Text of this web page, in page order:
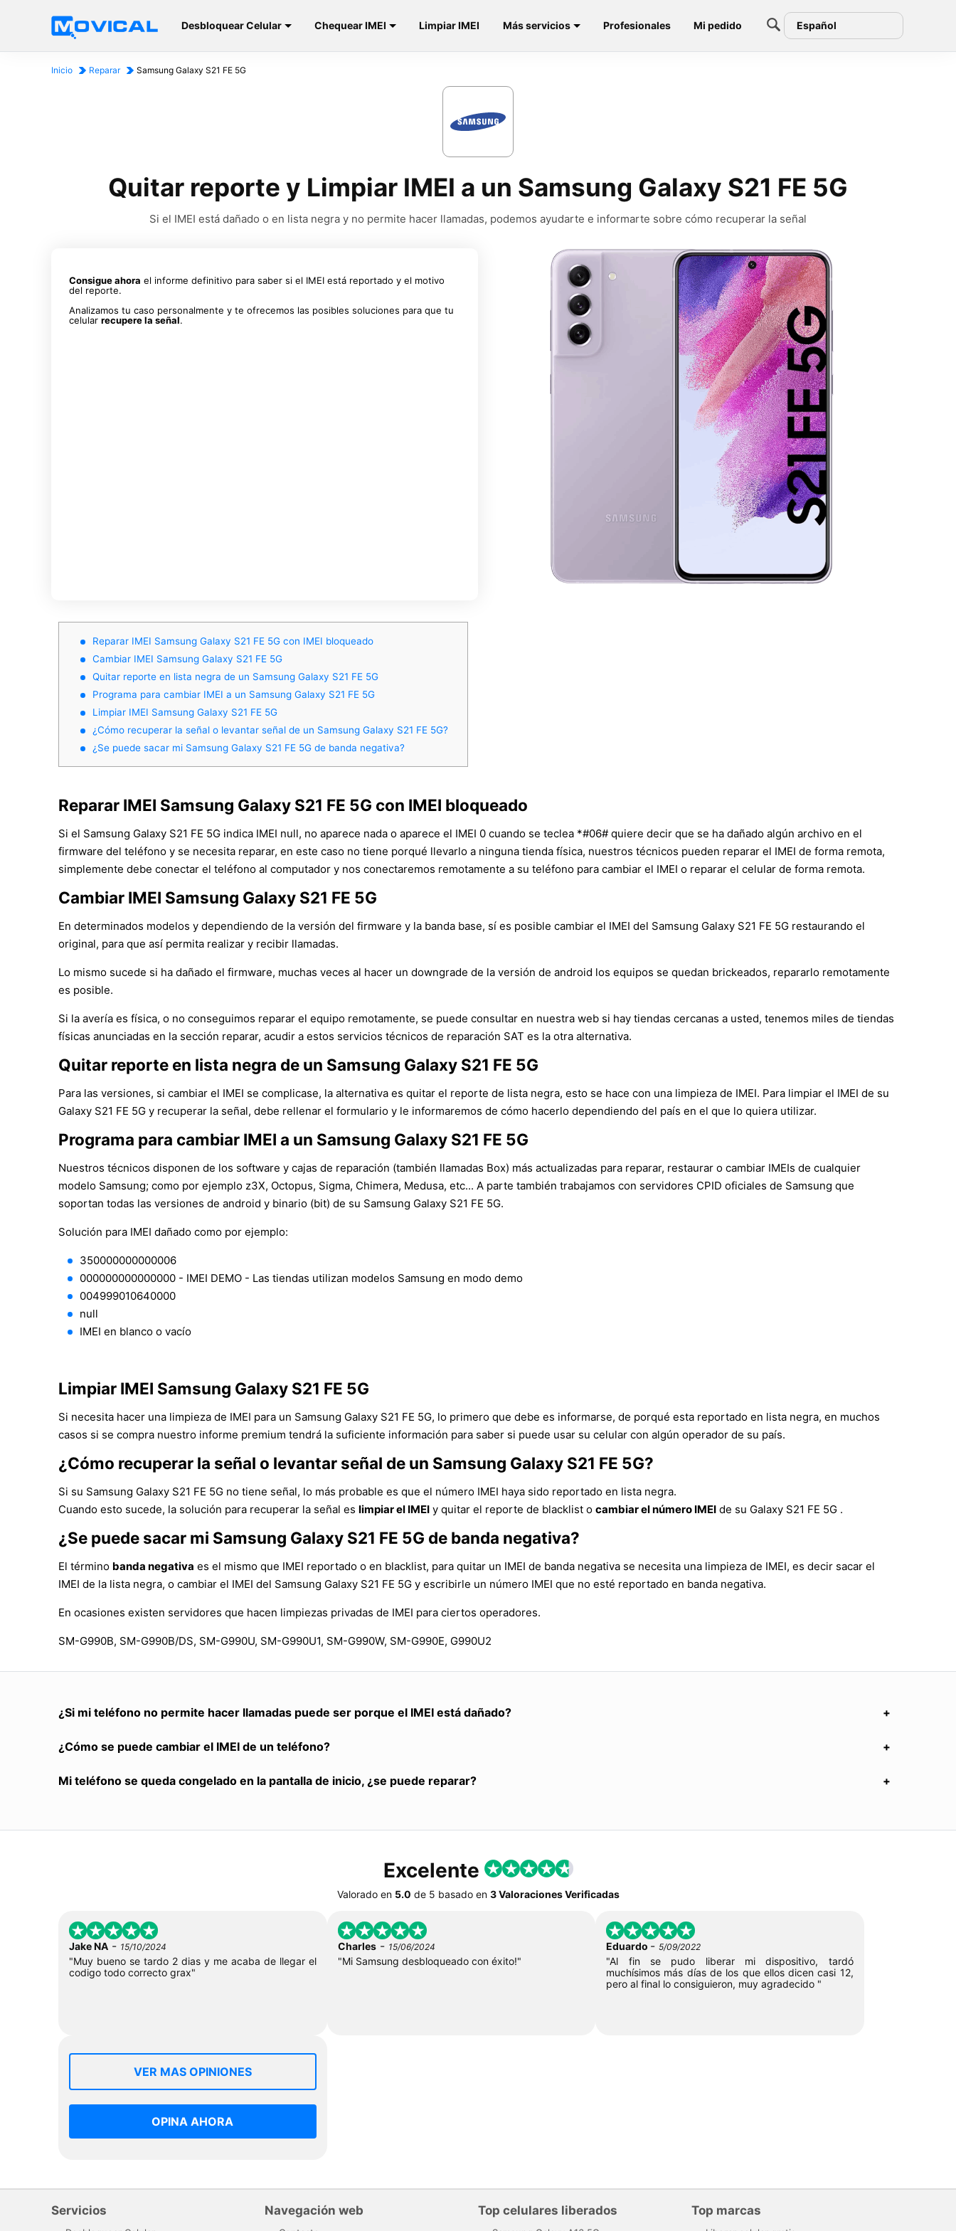
Desbloquear Celular Chequear IMEI Limpiar IMEI Más servicios Profesionales Mi pedido Español
Inicio Reparar Samsung Galaxy S21 FE 5G
Quitar reporte y Limpiar IMEI a un Samsung Galaxy S21 FE 5G
Si el IMEI está dañado o en lista negra y no permite hacer llamadas, podemos ayudarte e informarte sobre cómo recuperar la señal
Consigue ahora el informe definitivo para saber si el IMEI está reportado y el motivo
del reporte.
Analizamos tu caso personalmente y te ofrecemos las posibles soluciones para que tu
celular recupere la señal.
Reparar IMEI Samsung Galaxy S21 FE 5G con IMEI bloqueado
Cambiar IMEI Samsung Galaxy S21 FE 5G
Quitar reporte en lista negra de un Samsung Galaxy S21 FE 5G
Programa para cambiar IMEI a un Samsung Galaxy S21 FE 5G
Limpiar IMEI Samsung Galaxy S21 FE 5G
¿Cómo recuperar la señal o levantar señal de un Samsung Galaxy S21 FE 5G?
¿Se puede sacar mi Samsung Galaxy S21 FE 5G de banda negativa?
Reparar IMEI Samsung Galaxy S21 FE 5G con IMEI bloqueado
Si el Samsung Galaxy S21 FE 5G indica IMEI null, no aparece nada o aparece el IMEI 0 cuando se teclea *#06# quiere decir que se ha dañado algún archivo en el
firmware del teléfono y se necesita reparar, en este caso no tiene porqué llevarlo a ninguna tienda física, nuestros técnicos pueden reparar el IMEI de forma remota,
simplemente debe conectar el teléfono al computador y nos conectaremos remotamente a su teléfono para cambiar el IMEI o reparar el celular de forma remota.
Cambiar IMEI Samsung Galaxy S21 FE 5G
En determinados modelos y dependiendo de la versión del firmware y la banda base, sí es posible cambiar el IMEI del Samsung Galaxy S21 FE 5G restaurando el
original, para que así permita realizar y recibir llamadas.
Lo mismo sucede si ha dañado el firmware, muchas veces al hacer un downgrade de la versión de android los equipos se quedan brickeados, repararlo remotamente
es posible.
Si la avería es física, o no conseguimos reparar el equipo remotamente, se puede consultar en nuestra web si hay tiendas cercanas a usted, tenemos miles de tiendas
físicas anunciadas en la sección reparar, acudir a estos servicios técnicos de reparación SAT es la otra alternativa.
Quitar reporte en lista negra de un Samsung Galaxy S21 FE 5G
Para las versiones, si cambiar el IMEI se complicase, la alternativa es quitar el reporte de lista negra, esto se hace con una limpieza de IMEI. Para limpiar el IMEI de su
Galaxy S21 FE 5G y recuperar la señal, debe rellenar el formulario y le informaremos de cómo hacerlo dependiendo del país en el que lo quiera utilizar.
Programa para cambiar IMEI a un Samsung Galaxy S21 FE 5G
Nuestros técnicos disponen de los software y cajas de reparación (también llamadas Box) más actualizadas para reparar, restaurar o cambiar IMEIs de cualquier
modelo Samsung; como por ejemplo z3X, Octopus, Sigma, Chimera, Medusa, etc... A parte también trabajamos con servidores CPID oficiales de Samsung que
soportan todas las versiones de android y binario (bit) de su Samsung Galaxy S21 FE 5G.
Solución para IMEI dañado como por ejemplo:
350000000000006
000000000000000 - IMEI DEMO - Las tiendas utilizan modelos Samsung en modo demo
004999010640000
null
IMEI en blanco o vacío
Limpiar IMEI Samsung Galaxy S21 FE 5G
Si necesita hacer una limpieza de IMEI para un Samsung Galaxy S21 FE 5G, lo primero que debe es informarse, de porqué esta reportado en lista negra, en muchos
casos si se compra nuestro informe premium tendrá la suficiente información para saber si puede usar su celular con algún operador de su país.
¿Cómo recuperar la señal o levantar señal de un Samsung Galaxy S21 FE 5G?
Si su Samsung Galaxy S21 FE 5G no tiene señal, lo más probable es que el número IMEI haya sido reportado en lista negra.
Cuando esto sucede, la solución para recuperar la señal es limpiar el IMEI y quitar el reporte de blacklist o cambiar el número IMEI de su Galaxy S21 FE 5G .
¿Se puede sacar mi Samsung Galaxy S21 FE 5G de banda negativa?
El término banda negativa es el mismo que IMEI reportado o en blacklist, para quitar un IMEI de banda negativa se necesita una limpieza de IMEI, es decir sacar el
IMEI de la lista negra, o cambiar el IMEI del Samsung Galaxy S21 FE 5G y escribirle un número IMEI que no esté reportado en banda negativa.
En ocasiones existen servidores que hacen limpiezas privadas de IMEI para ciertos operadores.
SM-G990B, SM-G990B/DS, SM-G990U, SM-G990U1, SM-G990W, SM-G990E, G990U2
¿Si mi teléfono no permite hacer llamadas puede ser porque el IMEI está dañado?
¿Cómo se puede cambiar el IMEI de un teléfono?
Mi teléfono se queda congelado en la pantalla de inicio, ¿se puede reparar?
Excelente
Valorado en 5.0 de 5 basado en 3 Valoraciones Verificadas
Jake NA - 15/10/2024
"Muy bueno se tardo 2 dias y me acaba de llegar el
codigo todo correcto grax"
Charles- 15/06/2024
"Mi Samsung desbloqueado con éxito!"
Eduardo -5/09/2022
"Al fin se pudo liberar mi dispositivo, tardó
muchísimos más días de los que ellos dicen casi 12,
pero al final lo consiguieron, muy agradecido "
VER MAS OPINIONES
OPINA AHORA
Servicios Navegación web Top celulares liberados Top marcas